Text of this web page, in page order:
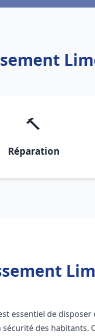
🔨
Réparation
essentiel de
des habitants.